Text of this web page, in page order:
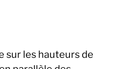
sur les hauteurs de